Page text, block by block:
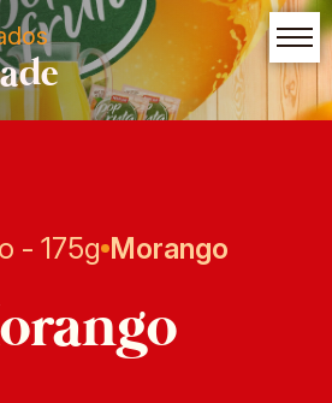
- 175g Morango